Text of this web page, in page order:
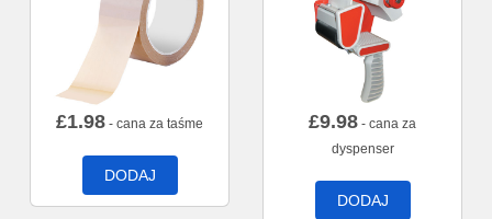
£1.98 - cana za taśme
DODAJ
£9.98 - cana za
dyspenser
DODAJ